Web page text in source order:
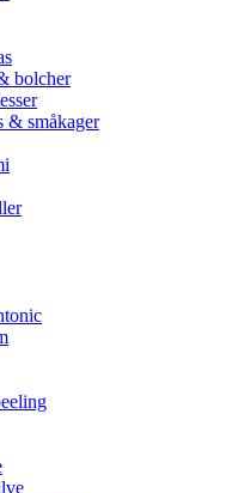
bolcher
& småkager